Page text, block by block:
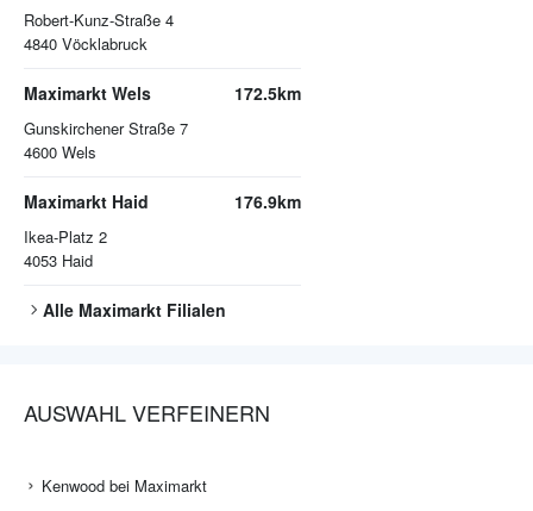
Robert-Kunz-Straße 4
4840 Vöcklabruck
Maximarkt Wels
Gunskirchener Straße 7
4600 Wels
172.5km
Maximarkt Haid
Ikea-Platz 2
4053 Haid
176.9km
Alle Maximarkt Filialen
AUSWAHL VERFEINERN
Kenwood bei Maximarkt